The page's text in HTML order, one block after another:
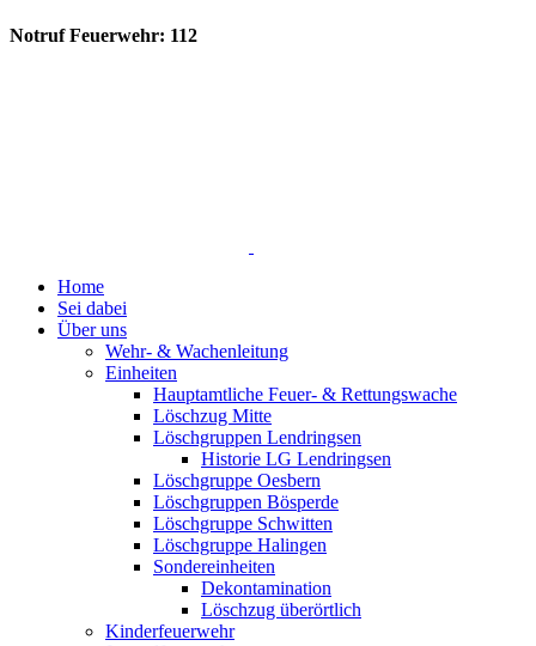
Notruf Feuerwehr: 112
Home
Sei dabei
Über uns
Wehr- & Wachenleitung
Einheiten
Hauptamtliche Feuer- & Rettungswache
Löschzug Mitte
Löschgruppen Lendringsen
Historie LG Lendringsen
Löschgruppe Oesbern
Löschgruppen Bösperde
Löschgruppe Schwitten
Löschgruppe Halingen
Sondereinheiten
Dekontamination
Löschzug überörtlich
Kinderfeuerwehr